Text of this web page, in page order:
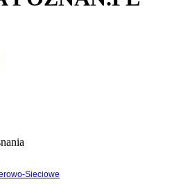
Sieciowe